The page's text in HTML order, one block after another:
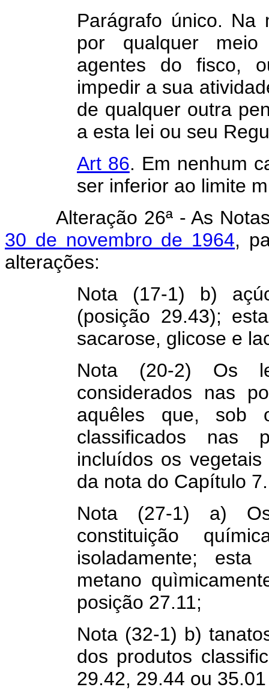
Parágrafo único. Na
por qualquer
agentes do fisco,
impedir a sua
de qualquer outra
a esta lei ou seu
Art 86. Em nenhum
ser inferior ao limite
Alteração 26ª - As
30 de novembro de 1964,
alterações:
Nota (17-1) b)
(posição 29.43);
sacarose, glicose e
Nota (20-2) Os
considerados nas
aquêles que, sob
classificados nas
incluídos os
da nota do Capítulo 7.
Nota (27-1) a)
constituição
isoladamente;
metano
posição 27.11;
Nota (32-1) b)
dos produtos
29.42, 29.44 ou